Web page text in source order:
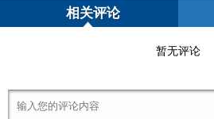
相关评论
暂无评论